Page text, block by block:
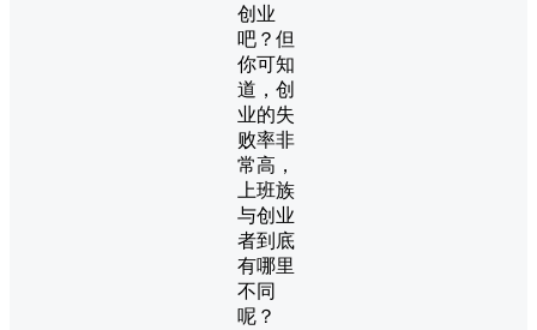
创业
吧？但
你可知
道，创
业的失
败率非
常高，
上班族
与创业
者到底
有哪里
不同
呢？